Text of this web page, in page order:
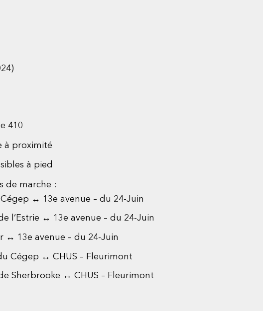
410
à proximité
à pied
de marche :
Cégep ↔ 13e avenue – du 24-Juin
l’Estrie ↔ 13e avenue – du 24-Juin
↔ 13e avenue – du 24-Juin
Cégep ↔ CHUS – Fleurimont
Sherbrooke ↔ CHUS – Fleurimont